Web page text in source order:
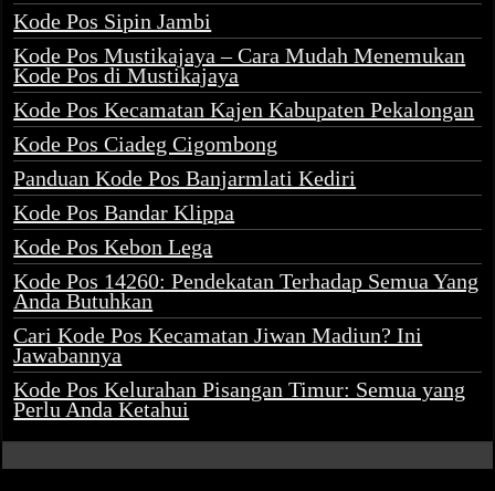
Kode Pos Sipin Jambi
Kode Pos Mustikajaya – Cara Mudah Menemukan
Kode Pos di Mustikajaya
Kode Pos Kecamatan Kajen Kabupaten Pekalongan
Kode Pos Ciadeg Cigombong
Panduan Kode Pos Banjarmlati Kediri
Kode Pos Bandar Klippa
Kode Pos Kebon Lega
Kode Pos 14260: Pendekatan Terhadap Semua Yang
Anda Butuhkan
Cari Kode Pos Kecamatan Jiwan Madiun? Ini
Jawabannya
Kode Pos Kelurahan Pisangan Timur: Semua yang
Perlu Anda Ketahui